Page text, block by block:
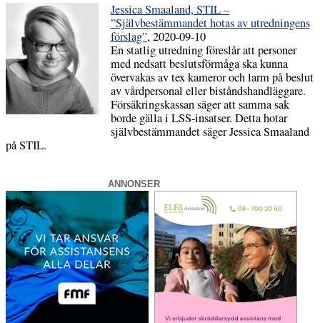
Jessica Smaaland, STIL –
”Självbestämmandet hotas av utredningens
förslag”, 2020-09-10
En statlig utredning föreslår att personer
med nedsatt beslutsförmåga ska kunna
övervakas av tex kameror och larm på beslut
av vårdpersonal eller biståndshandläggare.
Försäkringskassan säger att samma sak
borde gälla i LSS-insatser. Detta hotar
självbestämmandet säger Jessica Smaaland
på STIL.
ANNONSER